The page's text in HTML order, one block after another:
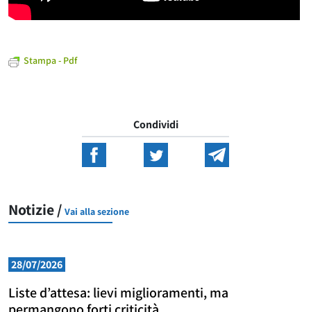
Stampa - Pdf
Condividi
Notizie / Vai alla sezione
28/07/2026
Liste d’attesa: lievi miglioramenti, ma